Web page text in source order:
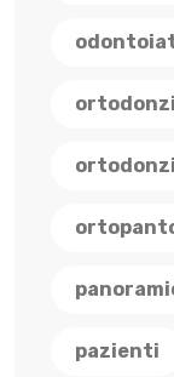
pazienti